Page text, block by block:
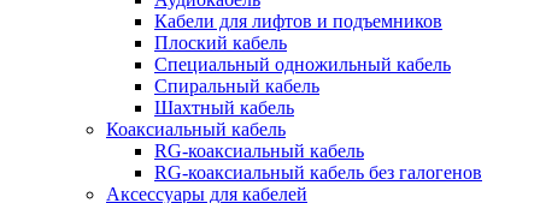
Кабели для лифтов и подъемников
Плоский кабель
Специальный одножильный кабель
Спиральный кабель
Шахтный кабель
Коаксиальный кабель
RG-коаксиальный кабель
RG-коаксиальный кабель без галогенов
Аксессуары для кабелей